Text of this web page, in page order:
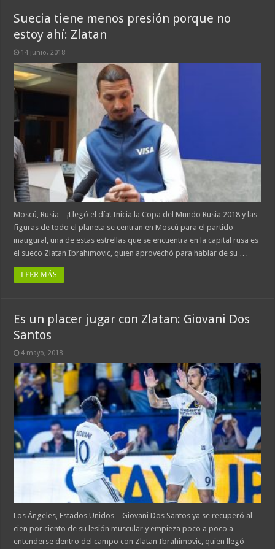
Suecia tiene menos presión porque no
estoy ahí: Zlatan
14 junio, 2018
Moscú, Rusia – ¡Llegó el día! Inicia la Copa del Mundo Rusia 2018 y las
figuras de todo el planeta se centran en Moscú para el partido
inaugural, una de estas estrellas que se encuentra en la capital rusa es
el sueco Zlatan Ibrahimovic, quien aprovechó para hablar de su …
LEER MÁS
Es un placer jugar con Zlatan: Giovani Dos
Santos
4 mayo, 2018
Los Ángeles, Estados Unidos – Giovani Dos Santos ya se recuperó al
cien por ciento de su lesión muscular y empieza poco a poco a
entenderse dentro del campo con Zlatan Ibrahimovic, quien llegó